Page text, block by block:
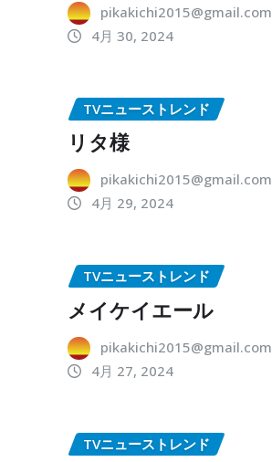
pikakichi2015@gmail.com
4月 30, 2024
TVニューストレンド
リタ様
pikakichi2015@gmail.com
4月 29, 2024
TVニューストレンド
メイケイエール
pikakichi2015@gmail.com
4月 27, 2024
TVニューストレンド